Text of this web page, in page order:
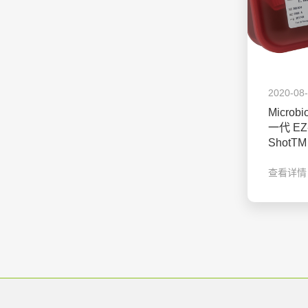
2020-
一代
查看详情